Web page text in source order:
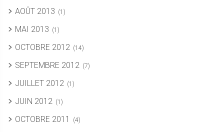
AOÛT 2013 (1)
MAI 2013 (1)
OCTOBRE 2012 (14)
SEPTEMBRE 2012 (7)
JUILLET 2012 (1)
JUIN 2012 (1)
OCTOBRE 2011 (4)